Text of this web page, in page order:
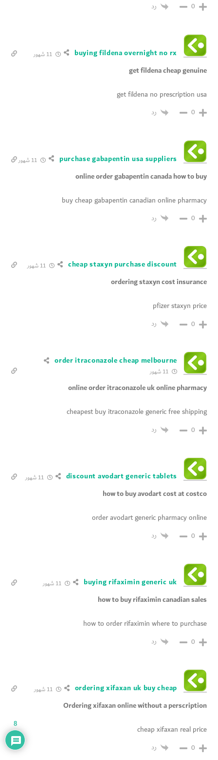
0 رد
buying fildena overnight no rx
get fildena cheap genuine
get fildena no prescription usa
0 رد
purchase gabapentin usa suppliers 11 شهور
online order gabapentin canada how to buy
buy cheap gabapentin canadian online pharmacy
0 رد
cheap staxyn purchase discount
ordering staxyn cost insurance
pfizer staxyn price
0 رد
order itraconazole cheap melbourne
online order itraconazole uk online pharmacy
cheapest buy itraconazole generic free shipping
0 رد
discount avodart generic tablets 11 شهور
how to buy avodart cost at costco
order avodart generic pharmacy online
0 رد
buying rifaximin generic uk
how to buy rifaximin canadian sales
how to order rifaximin where to purchase
0 رد
ordering xifaxan uk buy cheap 11 شهور
Ordering xifaxan online without a perscription
cheap xifaxan real price
0 رد
8